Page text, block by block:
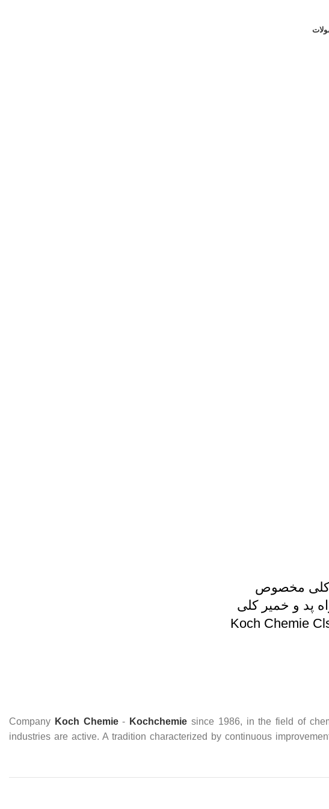
کلی مخصوص
پد و خمیر کلی
Koch Chemie
Company Koch Chemie- Kochchemie since 1986, in the field of
industries are active. A tradition characterized by continuous